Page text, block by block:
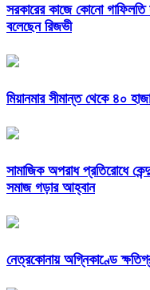
সরকারের কাজে কোনো গাফিলতি
বলেছেন রিজভী
মিয়ানমার সীমান্ত থেকে ৪০
সামাজিক অপরাধ প্রতিরোধে
সমাজ গড়ার আহ্বান
নেত্রকোনায় অগ্নিকাণ্ডে